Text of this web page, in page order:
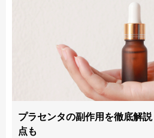
プラセンタの副作用を徹底解
点も